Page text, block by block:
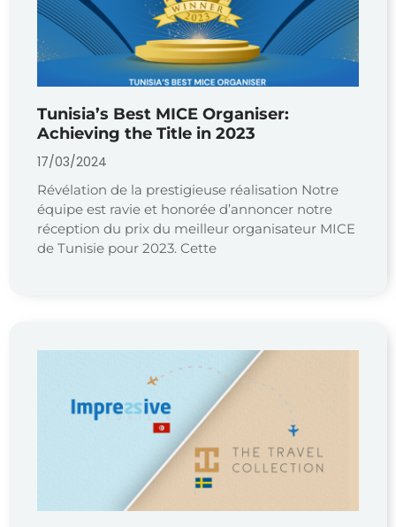
Tunisia’s Best MICE Organiser:
Achieving the Title in 2023
17/03/2024
Révélation de la prestigieuse réalisation Notre
équipe est ravie et honorée d’annoncer notre
réception du prix du meilleur organisateur MICE
de Tunisie pour 2023. Cette